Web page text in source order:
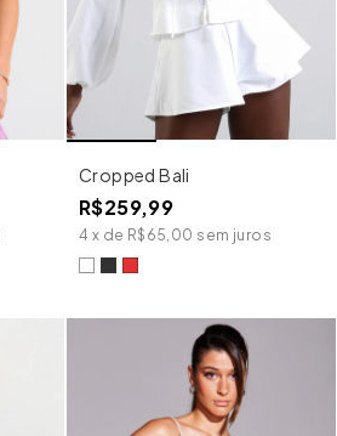
Cropped Bali
R$259,99
4 x de R$65,00 sem juros